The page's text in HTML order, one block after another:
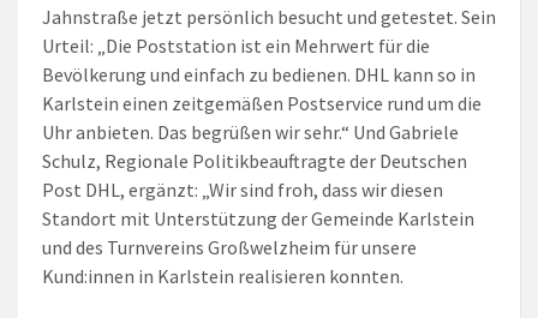
Jahnstraße jetzt persönlich besucht und getestet. Sein
Urteil: „Die Poststation ist ein Mehrwert für die
Bevölkerung und einfach zu bedienen. DHL kann so in
Karlstein einen zeitgemäßen Postservice rund um die
Uhr anbieten. Das begrüßen wir sehr.“ Und Gabriele
Schulz, Regionale Politikbeauftragte der Deutschen
Post DHL, ergänzt: „Wir sind froh, dass wir diesen
Standort mit Unterstützung der Gemeinde Karlstein
und des Turnvereins Großwelzheim für unsere
Kund:innen in Karlstein realisieren konnten.